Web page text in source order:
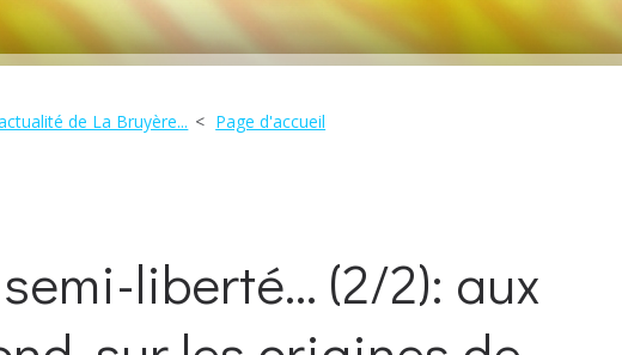
de La Bruyère...
Page d'accueil
liberté... (2/2): aux